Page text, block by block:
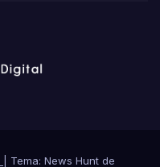
Tema: News Hunt de